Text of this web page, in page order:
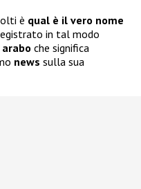
è qual è il vero nome
in tal modo
che significa
news sulla sua